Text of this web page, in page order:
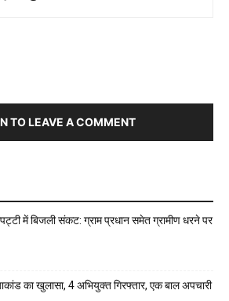
TO LEAVE A COMMENT
में बिजली संकट: ग्राम प्रधान समेत ग्रामीण धरने पर
का खुलासा, 4 अभियुक्त गिरफ्तार, एक बाल अपचारी